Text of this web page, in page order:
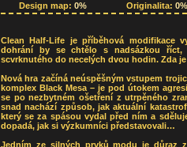
Design map: 0% Originalita: 0%
Clean Half-Life je příběhová modifikace
dohrání by se chtělo s nadsázkou
scvrknutého do necelých dvou hodin. Zda
Nová hra začíná neúspěšným vstupem
komplex Black Mesa – je pod útokem
se po nezbytném ošetření z utrpěného
snad nachází způsob, jak aktuální
který se za spásou vydal před ním a
dopadá, jak si výzkumníci představovali…
Jedním ze silných prvků modu je důraz